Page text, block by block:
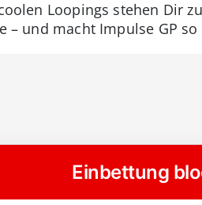
Loopings stehen Dir
– und macht Impulse GP